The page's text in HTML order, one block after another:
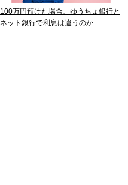
100万円預けた場合、ゆうちょ銀行と
ネット銀行で利息は違うのか